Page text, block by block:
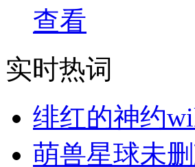
查看
实时热词
绯红的神约
萌兽星球未